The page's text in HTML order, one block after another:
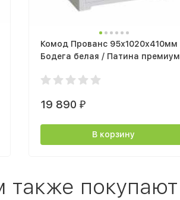
Комод Прованс 95х1020х410мм
Бодега белая / Патина премиум
19 890₽
В корзину
также покупают